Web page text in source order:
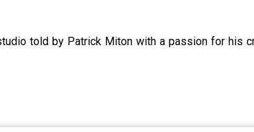
told by Patrick Miton with a passion for his